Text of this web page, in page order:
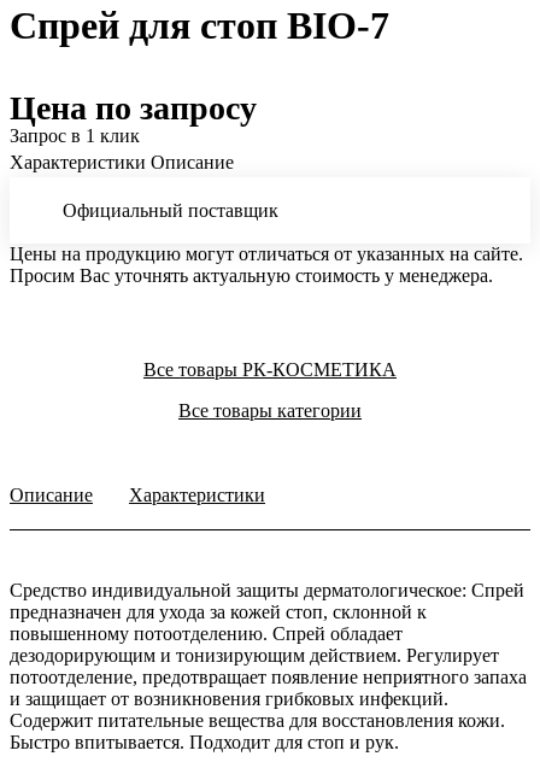
Спрей для стоп BIO-7
Цена по запросу
Запрос в 1 клик
Характеристики Описание
Официальный поставщик
Цены на продукцию могут отличаться от указанных на сайте.
Просим Вас уточнять актуальную стоимость у менеджера.
Все товары РК-КОСМЕТИКА
Все товары категории
Описание Характеристики
Средство индивидуальной защиты дерматологическое: Спрей
предназначен для ухода за кожей стоп, склонной к
повышенному потоотделению. Спрей обладает
дезодорирующим и тонизирующим действием. Регулирует
потоотделение, предотвращает появление неприятного запаха
и защищает от возникновения грибковых инфекций.
Содержит питательные вещества для восстановления кожи.
Быстро впитывается. Подходит для стоп и рук.